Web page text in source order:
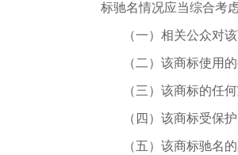
标驰名情况应当综合考
（一）相关公众对
（二）该商标使用
（三）该商标的任
（四）该商标受保
（五）该商标驰名